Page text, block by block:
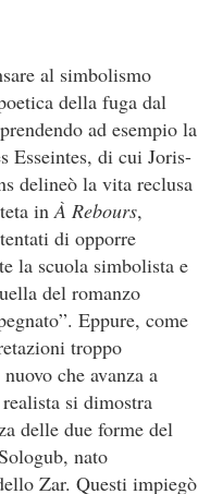
al simbolismo
della fuga dal
ad esempio la
Esseintes, di cui Joris-
delineò la vita reclusa
inÀ Rebours,
di opporre
la scuola simbolista e
del romanzo
Eppure, come
troppo
che avanza a
si dimostra
delle due forme del
nato
Zar. Questi impiegò